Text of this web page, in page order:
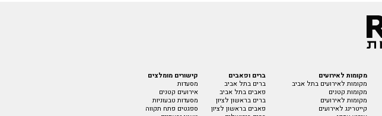
מקומות לאירועים
מקומות לאירועים בתל אביב
מקומות קטנים
מקומות לאירועים
קייטרינג לאירועים
ברים ופאבים
ברים בתל אביב
פאבים בתל אביב
ברים בראשון לציון
פאבים בראשון לציון
קישורים מומלצים
מסעדות
אירועים קטנים
מסעדות טבעוניות
ספגטים פתח תקווה